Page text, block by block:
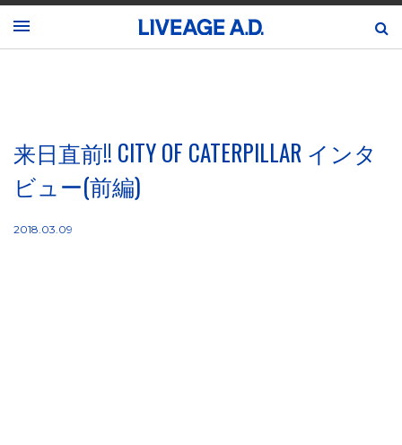
来日直前!! CITY OF CATERPILLAR インタ
ビュー(前編)
2018.03.09